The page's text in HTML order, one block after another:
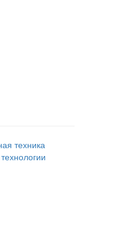
техника